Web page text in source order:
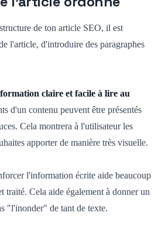
de ton article SEO, il est
l'article, d'introduire des paragraphes
claire et facile à lire au
d'un contenu peuvent être présentés
Cela montrera à l'utilisateur les
apporter de manière très visuelle.
l'information écrite aide beaucoup
traité. Cela aide également à donner un
"l'inonder" de tant de texte.